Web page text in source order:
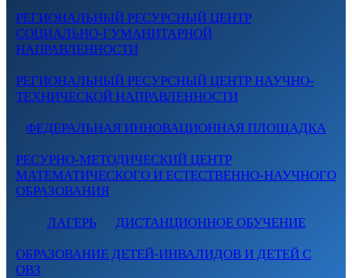
РЕГИОНАЛЬНЫЙ РЕСУРСНЫЙ ЦЕНТР
СОЦИАЛЬНО-ГУМАНИТАРНОЙ
НАПРАВЛЕННОСТИ
РЕГИОНАЛЬНЫЙ РЕСУРСНЫЙ ЦЕНТР НАУЧНО-
ТЕХНИЧЕСКОЙ НАПРАВЛЕННОСТИ
ФЕДЕРАЛЬНАЯ ИННОВАЦИОННАЯ ПЛОЩАДКА
РЕСУРНО-МЕТОДИЧЕСКИЙ ЦЕНТР
МАТЕМАТИЧЕСКОГО И ЕСТЕСТВЕННО-НАУЧНОГО
ОБРАЗОВАНИЯ
ЛАГЕРЬ ДИСТАНЦИОННОЕ ОБУЧЕНИЕ
ОБРАЗОВАНИЕ ДЕТЕЙ-ИНВАЛИДОВ И ДЕТЕЙ С
ОВЗ